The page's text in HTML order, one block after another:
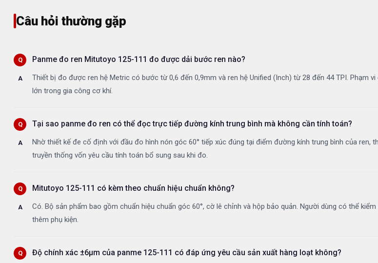
Câu hỏi thường gặp
Panme đo ren Mitutoyo 125-111 đo được dải bước ren nào?
Thiết bị đo được ren hệ Metric có bước từ 0,6 đến 0,9mm và ren hệ Unified (Inch) từ 28 đến 44 TPI. Phạm
lớn trong gia công cơ khí.
Tại sao panme đo ren có thể đọc trực tiếp đường kính trung bình mà không cần tính toán?
Nhờ thiết kế đe cố định với đầu đo hình nón góc 60° tiếp xúc đúng tại điểm đường kính trung bình của
truyền thống vốn yêu cầu tính toán bổ sung sau khi đo.
Mitutoyo 125-111 có kèm theo chuẩn hiệu chuẩn không?
Có. Bộ sản phẩm bao gồm chuẩn hiệu chuẩn góc 60°, cờ lê chỉnh và hộp bảo quản. Người dùng có thể
thêm phụ kiện.
Độ chính xác ±6µm của panme 125-111 có đáp ứng yêu cầu sản xuất hàng loạt không?